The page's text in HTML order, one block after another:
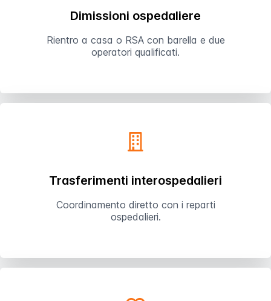
Dimissioni ospedaliere
Rientro a casa o RSA con barella e due
operatori qualificati.
Trasferimenti interospedalieri
Coordinamento diretto con i reparti
ospedalieri.